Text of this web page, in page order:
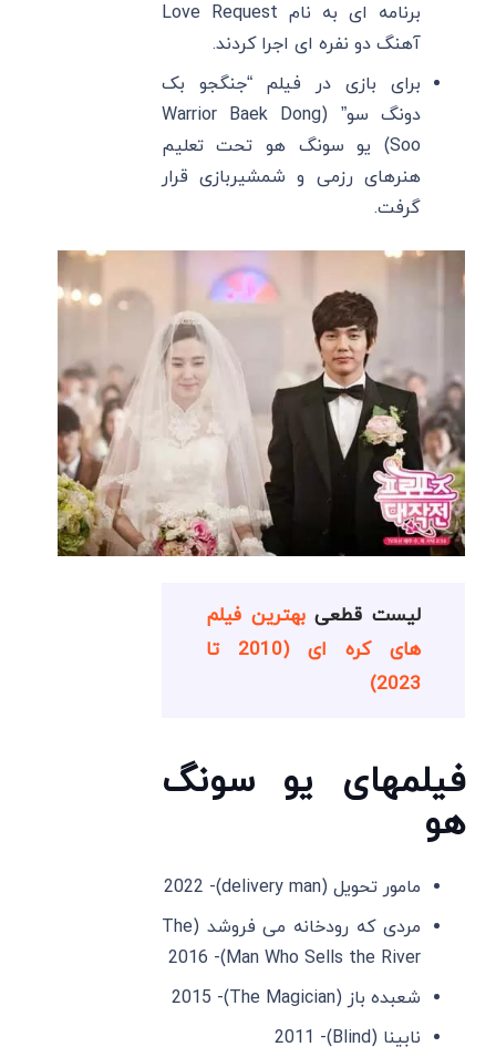
برنامه ای به نام Love Request
آهنگ دو نفره ای اجرا کردند.
برای بازی در فیلم “جنگجو بک
دونگ سو” (Warrior Baek Dong
Soo) یو سونگ هو تحت تعلیم
هنرهای رزمی و شمشیربازی قرار
گرفت.
لیست قطعیبهترین فیلم
های کره ای (2010 تا
2023)
فیلمهای یو سونگ
هو
مامور تحویل (delivery man)- 2022
مردی که رودخانه می فروشد (The
Man Who Sells the River)- 2016
شعبده باز (The Magician)- 2015
نابینا (Blind)- 2011